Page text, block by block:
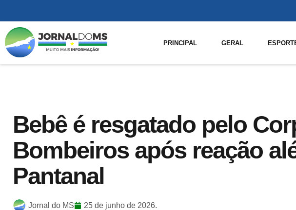
PRINCIPAL GERAL
Bebê é resgatado pelo
Bombeiros após reação
Pantanal
Jornal do MS 25 de junho de 2026.